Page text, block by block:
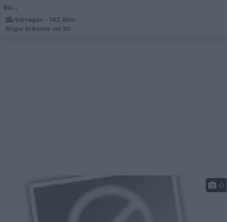
su...
Sorvagen - 182.6km
Birger Eriksens vei 30
0